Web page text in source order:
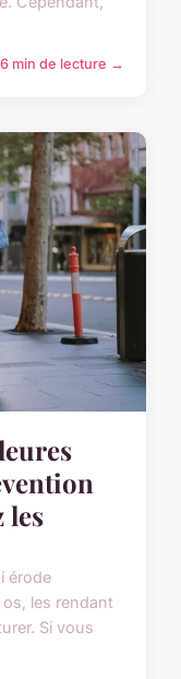
6 min de lecture →
les
érode
les rendant
Si vous